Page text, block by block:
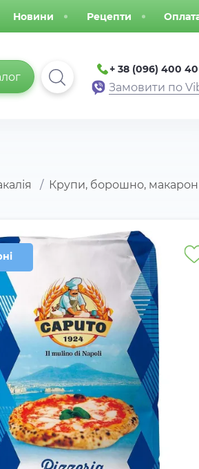
Новини Рецепти
+ 38 (096) 400
Замовити по
Крупи, борошно,